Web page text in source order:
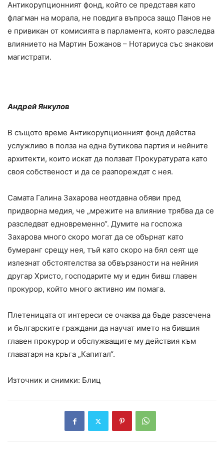
Антикорупционният фонд, който се представя като
флагман на морала, не повдига въпроса защо Панов не
е привикан от комисията в парламента, която разследва
влиянието на Мартин Божанов – Нотариуса със знакови
магистрати.
Андрей Янкулов
В същото време Антикорупционният фонд действа
услужливо в полза на една бутикова партия и нейните
архитекти, които искат да ползват Прокуратурата като
своя собственост и да се разпореждат с нея.
Самата Галина Захарова неотдавна обяви пред
придворна медия, че „мрежите на влияние трябва да се
разследват едновременно“. Думите на госпожа
Захарова много скоро могат да се обърнат като
бумеранг срещу нея, тъй като скоро на бял сеят ще
излезнат обстоятелства за обвързаности на нейния
другар Христо, господарите му и един бивш главен
прокурор, който много активно им помага.
Плетеницата от интереси се очаква да бъде разсечена
и българските граждани да научат името на бившия
главен прокурор и обслужващите му действия към
главатаря на кръга „Капитал“.
Източник и снимки: Блиц